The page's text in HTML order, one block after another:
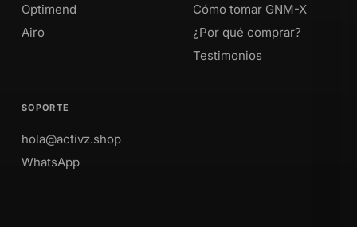
Optimend
Airo
Cómo tomar GNM-X
¿Por qué comprar?
Testimonios
SOPORTE
hola@activz.shop
WhatsApp